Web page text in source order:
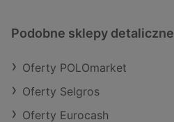
Podobne sklepy detaliczne
Oferty POLOmarket
Oferty Selgros
Oferty Eurocash